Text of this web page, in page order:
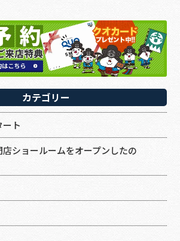
カテゴリー
ト
ショールームをオープンしたの